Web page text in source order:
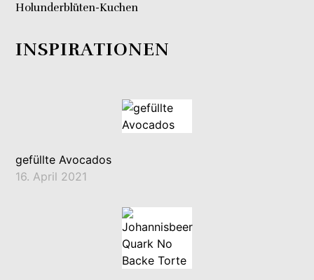
Holunderblüten-Kuchen
INSPIRATIONEN
gefüllte Avocados
16. April 2021